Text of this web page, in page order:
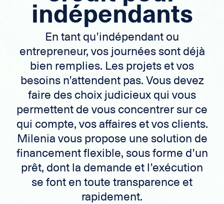
indépendants
En tant qu’indépendant ou
entrepreneur, vos journées sont déjà
bien remplies. Les projets et vos
besoins n’attendent pas. Vous devez
faire des choix judicieux qui vous
permettent de vous concentrer sur ce
qui compte, vos affaires et vos clients.
Milenia vous propose une solution de
financement flexible, sous forme d’un
prêt, dont la demande et l’exécution
se font en toute transparence et
rapidement.